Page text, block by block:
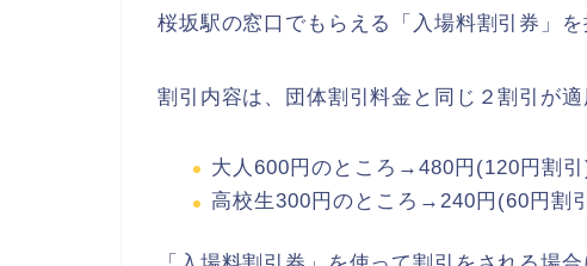
桜坂駅の窓口でもらえる「入場料割引券」
割引内容は、団体割引料金と同じ２割引が
大人600円のところ→480円(120円割引
高校生300円のところ→240円(60円割